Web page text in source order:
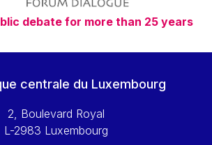
da Silva Caldeira
Reding
Ketterle
debate for more than 25 years
centrale du Luxembourg
2, Boulevard Royal
L-2983 Luxembourg